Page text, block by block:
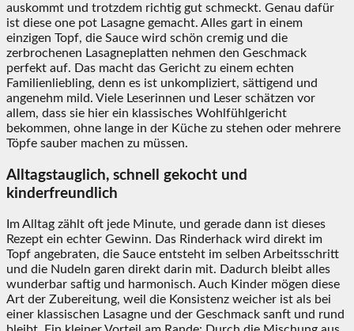
auskommt und trotzdem richtig gut schmeckt. Genau dafür
ist diese one pot Lasagne gemacht. Alles gart in einem
einzigen Topf, die Sauce wird schön cremig und die
zerbrochenen Lasagneplatten nehmen den Geschmack
perfekt auf. Das macht das Gericht zu einem echten
Familienliebling, denn es ist unkompliziert, sättigend und
angenehm mild. Viele Leserinnen und Leser schätzen vor
allem, dass sie hier ein klassisches Wohlfühlgericht
bekommen, ohne lange in der Küche zu stehen oder mehrere
Töpfe sauber machen zu müssen.
Alltagstauglich, schnell gekocht und
kinderfreundlich
Im Alltag zählt oft jede Minute, und gerade dann ist dieses
Rezept ein echter Gewinn. Das Rinderhack wird direkt im
Topf angebraten, die Sauce entsteht im selben Arbeitsschritt
und die Nudeln garen direkt darin mit. Dadurch bleibt alles
wunderbar saftig und harmonisch. Auch Kinder mögen diese
Art der Zubereitung, weil die Konsistenz weicher ist als bei
einer klassischen Lasagne und der Geschmack sanft und rund